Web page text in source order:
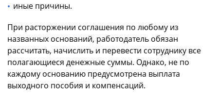
иные причины.
При расторжении соглашения по любому из
названных оснований, работодатель обязан
рассчитать, начислить и перевести сотруднику все
полагающиеся денежные суммы. Однако, не по
каждому основанию предусмотрена выплата
выходного пособия и компенсаций.